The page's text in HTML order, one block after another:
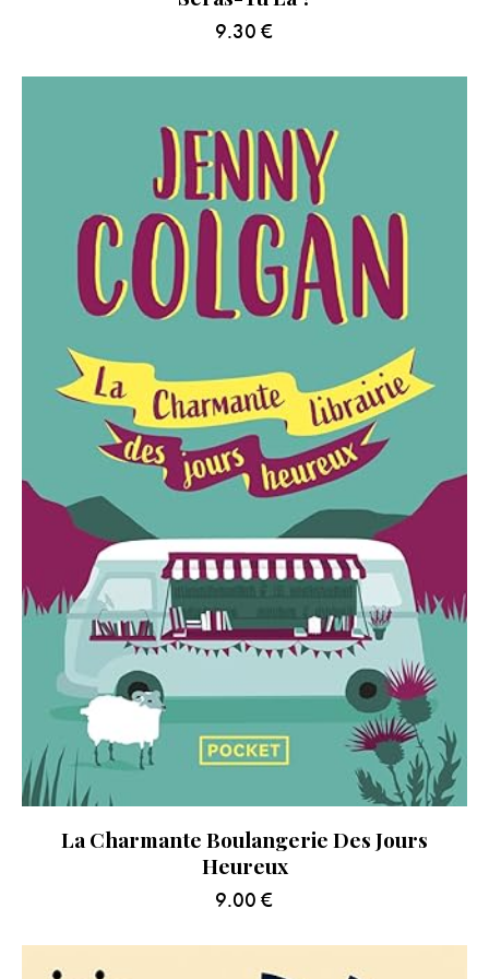
9.30 €
La Charmante Boulangerie Des Jours
Heureux
9.00 €